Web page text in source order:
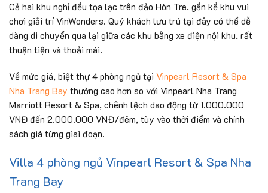
Cả hai khu nghỉ đều tọa lạc trên đảo Hòn Tre, gần kề khu vui
chơi giải trí VinWonders. Quý khách lưu trú tại đây có thể dễ
dàng di chuyển qua lại giữa các khu bằng xe điện nội khu, rất
thuận tiện và thoải mái.
Về mức giá, biệt thự 4 phòng ngủ tại Vinpearl Resort & Spa
Nha Trang Bay thường cao hơn so với Vinpearl Nha Trang
Marriott Resort & Spa, chênh lệch dao động từ 1.000.000
VNĐ đến 2.000.000 VNĐ/đêm, tùy vào thời điểm và chính
sách giá từng giai đoạn.
Villa 4 phòng ngủ Vinpearl Resort & Spa Nha
Trang Bay